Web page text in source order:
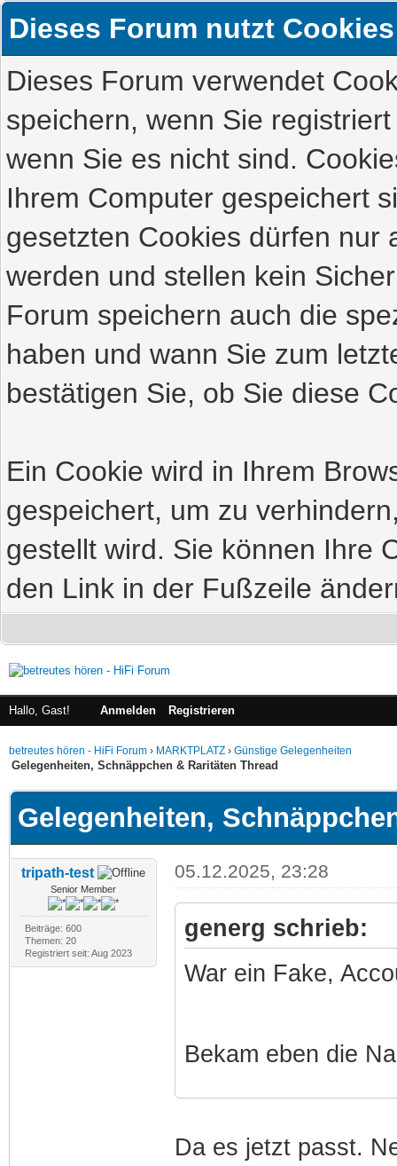
Dieses Forum nutzt Cookies
Dieses Forum verwendet
speichern, wenn Sie
wenn Sie es nicht sind.
Ihrem Computer gespeichert
gesetzten Cookies dürfen nur
werden und stellen kein
Forum speichern auch die
haben und wann Sie zum
bestätigen Sie, ob Sie diese
Ein Cookie wird in Ihrem
gespeichert, um zu
gestellt wird. Sie können Ihre
den Link in der Fußzeile
Hallo, Gast! Anmelden Registrieren
betreutes hören - HiFi Forum › MARKTPLATZ › Günstige Gelegenheiten
Gelegenheiten, Schnäppchen & Raritäten Thread
Gelegenheiten,
tripath-test
Senior Member
Beiträge: 600
Themen: 20
Registriert seit: Aug 2023
05.12.2025, 23:28
generg schrieb:
War ein Fake,
Bekam eben die
Da es jetzt passt.